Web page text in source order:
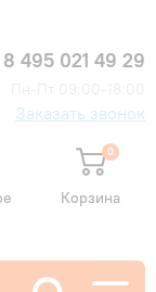
8 495 021 49 29
Заказать звонок
0
Корзина